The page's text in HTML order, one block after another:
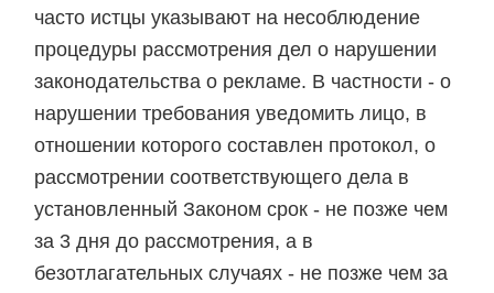
часто истцы указывают на несоблюдение
процедуры рассмотрения дел о нарушении
законодательства о рекламе. В частности - о
нарушении требования уведомить лицо, в
отношении которого составлен протокол, о
рассмотрении соответствующего дела в
установленный Законом срок - не позже чем
за 3 дня до рассмотрения, а в
безотлагательных случаях - не позже чем за